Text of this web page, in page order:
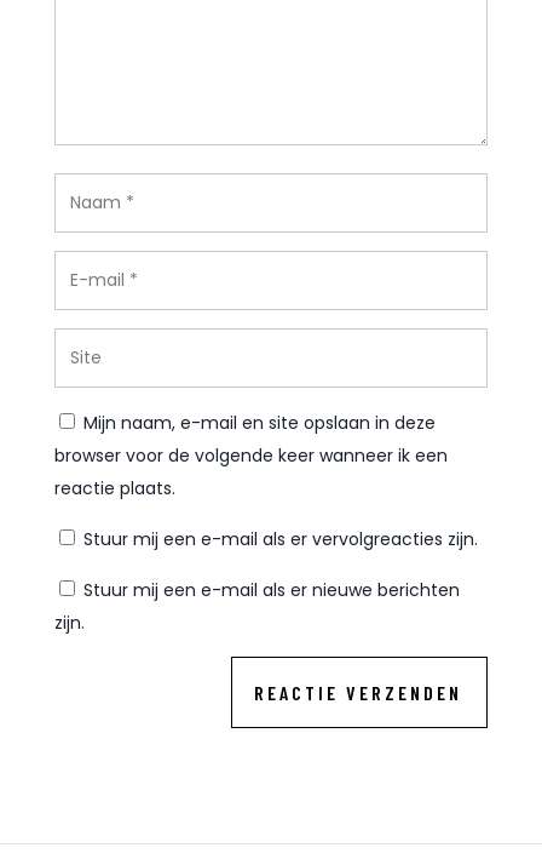
Mijn naam, e-mail en site opslaan in deze
browser voor de volgende keer wanneer ik een
reactie plaats.
Stuur mij een e-mail als er vervolgreacties zijn.
Stuur mij een e-mail als er nieuwe berichten
zijn.
REACTIE VERZENDEN